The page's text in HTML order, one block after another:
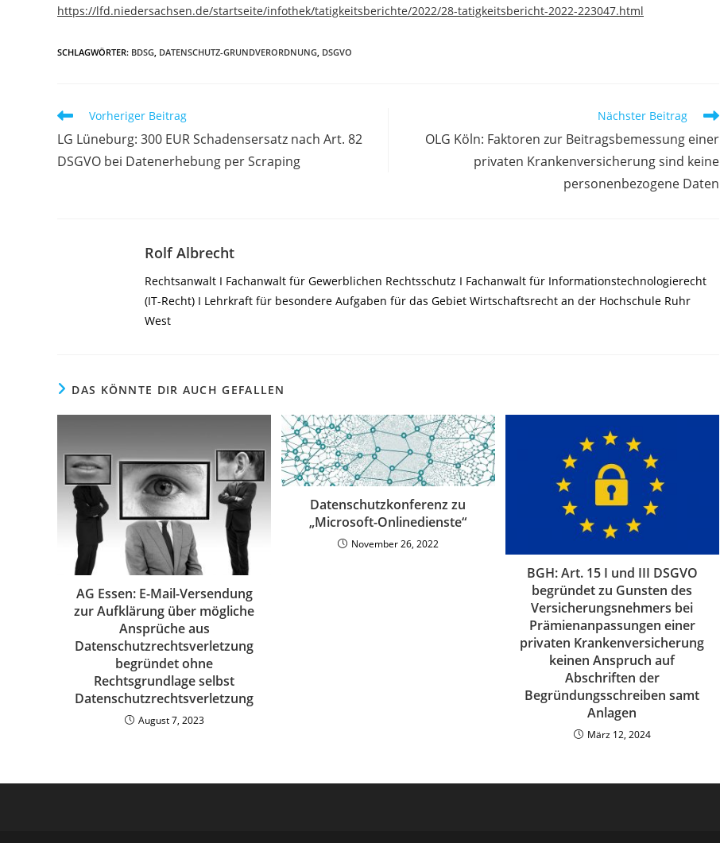
https://lfd.niedersachsen.de/startseite/infothek/tatigkeitsberichte/2022/28-tatigkeitsbericht-2022-223047.html
SCHLAGWÖRTER: BDSG, DATENSCHUTZ-GRUNDVERORDNUNG, DSGVO
Weitere
ansehen
Vorheriger Beitrag
LG Lüneburg: 300 EUR Schadensersatz nach Art. 82
DSGVO bei Datenerhebung per Scraping
Nächster Beitrag
OLG Köln: Faktoren zur Beitragsbemessung einer
privaten Krankenversicherung sind keine
personenbezogene Daten
Rolf Albrecht
Rechtsanwalt I Fachanwalt für Gewerblichen Rechtsschutz I Fachanwalt für Informationstechnologierecht
(IT-Recht) I Lehrkraft für besondere Aufgaben für das Gebiet Wirtschaftsrecht an der Hochschule Ruhr
West
DAS KÖNNTE DIR AUCH GEFALLEN
AG Essen: E-Mail-Versendung
zur Aufklärung über mögliche
Ansprüche aus
Datenschutzrechtsverletzung
begründet ohne
Rechtsgrundlage selbst
Datenschutzrechtsverletzung
August 7, 2023
Datenschutzkonferenz zu
„Microsoft-Onlinedienste“
November 26, 2022
BGH: Art. 15 I und III DSGVO
begründet zu Gunsten des
Versicherungsnehmers bei
Prämienanpassungen einer
privaten Krankenversicherung
keinen Anspruch auf
Abschriften der
Begründungsschreiben samt
Anlagen
März 12, 2024